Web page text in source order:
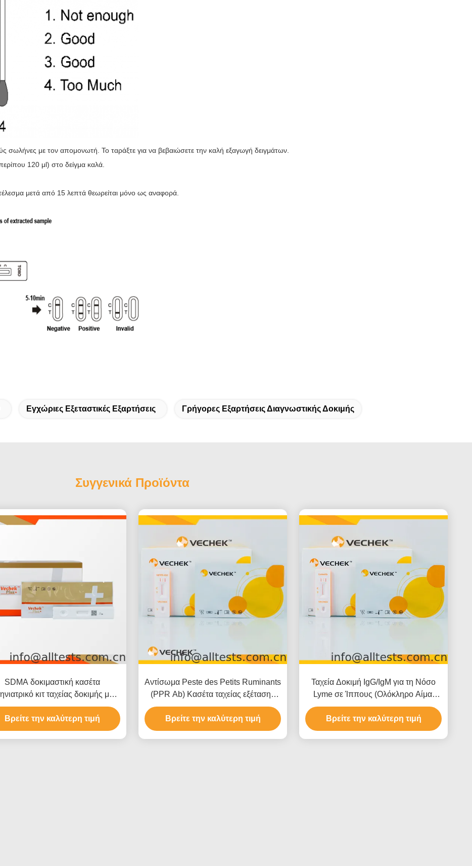
με τον απομονωτή. Το ταράξτε για να βεβαιώσετε την καλή εξαγωγή δειγμάτων.
120 μl) στο δείγμα καλά.
μετά από 15 λεπτά θεωρείται μόνο ως αναφορά.
Εγχώριες Εξεταστικές Εξαρτήσεις Γρήγορες Εξαρτήσεις Διαγνωστικής Δοκιμής
Συγγενικά Προϊόντα
SDMA δοκιμαστική κασέτα
κιτ ταχείας δοκιμής με
ειδικότητα 93,58% ακρίβεια
94,64% ευαισθησία για δοκιμές σε
σκύλους και γάτες
Βρείτε την καλύτερη τιμή
Αντίσωμα Peste des Petits Ruminants
(PPR Ab) Κασέτα ταχείας εξέτασης
(ολόκληρο αίμα/ορό/πλάσμα)
Βρείτε την καλύτερη τιμή
Ταχεία Δοκιμή IgG/IgM για τη Νόσο
Lyme σε Ίππους (Ολόκληρο Αίμα/
Ορός/Πλάσμα)
Βρείτε την καλύτερη τιμή